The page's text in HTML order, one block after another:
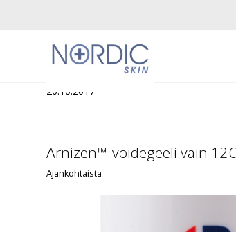
20.10.2017
Arnizen™-voidegeeli vain
Ajankohtaista